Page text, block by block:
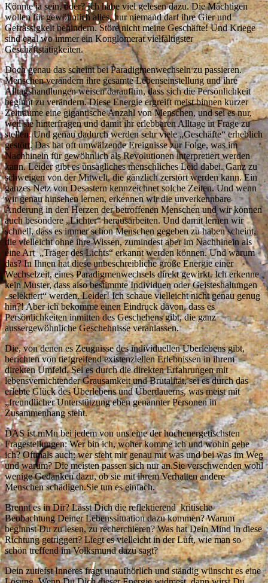
Könnte ja sein, oder? Ich habe viel gelesen dazu. Die Mächtigen
wollen für gewöhnlich alles, nur niemand darf ihre Gier und
Gefrässigkeit behindern. Störe nicht meine Geschäfte! Und Kriege
sind egal wo immer ein Konglomerat vielfältigster
Geschäftstätigkeiten.
Doch genau das scheint bei Paradigmenwechseln zu passieren.
Menschen verändern ihre gesamte Lebenseinstellung und ihre
Alltagshandlungen weisen daraufhin, dass sich die Persönlichkeit
beginnt zu verändern. Diese Energie ergreift meist binnen kurzer
Zeiträume eine gigantische Anzahl von Menschen, und sei es nur,
weil sie hinterfragen und damit ihr erlebbaren Alltage in Frage zu
stellen. Und genau dadurch werden sehr viele „Geschäfte“ erheblich
gestört. Das hat oft umwälzende Ereignisse zur Folge, was im
Nachhinein für gewöhnlich als Revolutionen interpretiert werden
kann. Leider gibt es unsägliches menschliches Leid dabei. Ganz zu
schweigen von der Mitwelt, die gänzlich zerstört werden kann. Ein
ganzes Netz von Desastern kennzeichnet solche Zeiten. Und wenn
wir genau hinsehen lernen, erkennen wir die unverkennbare
Änderung in den Herzen der betroffenen Menschen und wir können
auch besondere „Lichter“ herausarbeiten. Und damit lernen wir
schnell, dass es immer schon Menschen gegeben zu haben scheint,
die vielleicht ohne ihre Wissen, zumindest aber im Nachhinein als
eine Art „Träger des Lichts“ erkannt werden können. Und warum
das? In Ihnen hat diese unbeschreibliche große Energie einer
Wechselzeit, eines Paradigmenwechsels direkt gewirkt. Ich erkenne
kein Muster, dass also bestimmte Individuen oder Geisteshaltungen
„selektiert“ werden. Leider! Ich schaue vielleicht nicht genau genug
hin?! Aber ich bekomme einen Eindruck davon, dass es
Persönlichkeiten inmitten des Geschehens gibt, die ganz
aussergewöhnliche Geschehnisse veranlassen.
Die, von denen es Zeugnisse des individuellen Überlebens gibt,
berichten von tiefgreifend existenziellen Erlebnissen in ihrem
direkten Umfeld. Sei es durch die direkten Erfahrungen mit
lebensvernichtender Grausamkeit und Brutalität, sei es durch das
erlebte Glück des Überlebens und Überdauerns, was meist mit
„freundlicher Unterstützung eben genannter Personen in
Zusammenhang steht.
DAS ist mMn bei jedem von uns eine der hochenergetischsten
Fragestellungen: Wer bin ich, woher komme ich und wohin gehe
ich? Oftmals auch: wer steht mir genau mit was und bei was im Weg
und warum? Die meisten passen sich nur an.Sie verschwenden wohl
wenige Gedanken dazu, ob sie mit ihrem Verhalten andere
Menschen schädigen.Sie tun es einfach.
Brennt es in Dir? Lässt Dich die reflektierend kritische
Beobachtung Deiner Lebenssituation dazu kommen? Warum
beginnst Du zu lesen, zu recherchieren? Was hat Dein Mind in diese
Richtung getriggert? Liegt es vielleicht in der Luft, wie man so
schön treffend im Volksmund dazu sagt?
Dein zutiefst Inneres fragt unaufhörlich und ständig wünscht es eine